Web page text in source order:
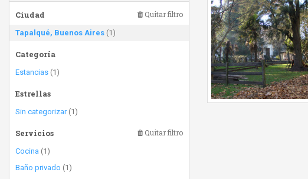
Ciudad Quitar filtro
Tapalqué, Buenos Aires (1)
Categoría
Estancias (1)
Estrellas
Sin categorizar(1)
Servicios Quitar filtro
Cocina (1)
Baño privado (1)